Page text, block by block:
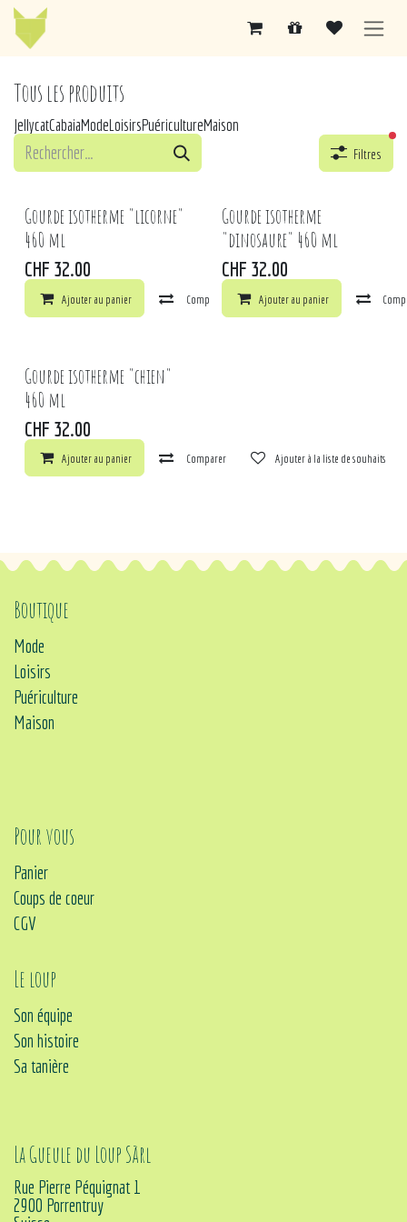
Se rendre au contenu
Tous les produits
JellycatCabaiaModeLoisirsPuéricultureMaison
Filtres
Gourde isotherme "licorne"
460 ml
CHF 32.00
Ajouter au panier Comparer Ajouter à la liste de souhaits
Gourde isotherme
"dinosaure" 460 ml
CHF 32.00
Ajouter au panier
Gourde isotherme "chien"
460 ml
CHF 32.00
Ajouter au panier Comparer Ajouter à la liste de souhaits
Boutique
Mode
Loisirs
Puériculture
Maison
Pour vous
Panier
Coups de coeur
CGV
Le loup
Son équipe
Son histoire
Sa tanière
La Gueule du Loup Sàrl
Rue Pierre Péquignat 1
2900 Porrentruy